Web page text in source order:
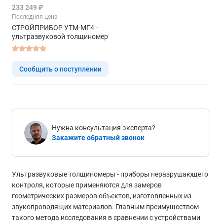
233 249 ₽
Последняя цена
СТРОЙПРИБОР УТМ-МГ4 -
ультразвуковой толщиномер
Сообщить о поступлении
Нужна консультация эксперта?
Закажите обратный звонок
Ультразвуковые толщиномеры - приборы неразрушающего
контроля, которые применяются для замеров
геометрических размеров объектов, изготовленных из
звукопроводящих материалов. Главным преимуществом
такого метода исследования в сравнении с устройствами